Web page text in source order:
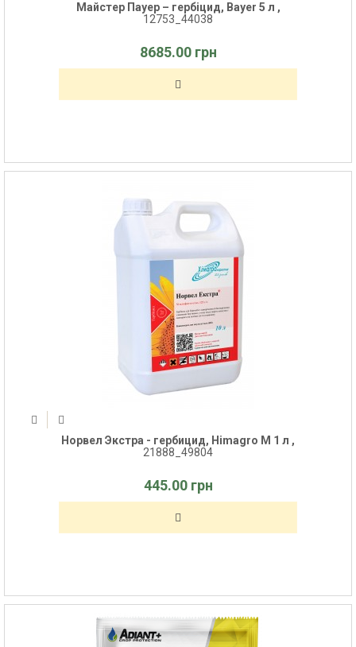
Майстер Пауер – гербіцид, Bayer 5 л ,
12753_44038
8685.00 грн
Норвел Экстра - гербицид, Himagro M 1 л ,
21888_49804
445.00 грн